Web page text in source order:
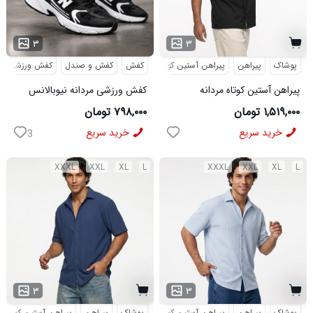
۳ ...
کفش کفش و صندل کفش ورزشی
کفش ورزشی مردانه نیوبالانس
مدل NB مشکی
۷۹۸,۰۰۰ تومان
خرید سریع 3
۳
پوشاک پیراهن پیراهن آستین کوتاه مراکشی
پیراهن آستین کوتاه مردانه
مراکشی ساده پنبه پلی استر مشکی
مدل 50932
۱,۵۱۹,۰۰۰ تومان
خرید سریع
L
XL
XXL
XXXL
۳
L
XL
XXL
XXXL
۳